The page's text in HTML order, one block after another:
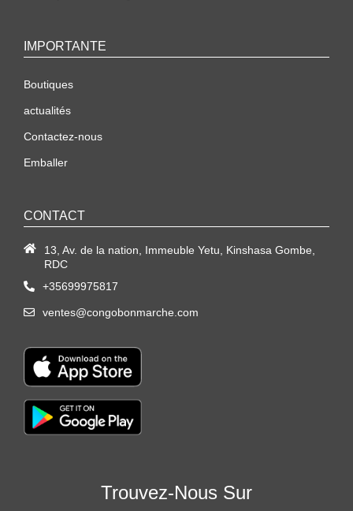
IMPORTANTE
Boutiques
actualités
Contactez-nous
Emballer
CONTACT
13, Av. de la nation, Immeuble Yetu, Kinshasa Gombe,
RDC
+35699975817
ventes@congobonmarche.com
Trouvez-Nous Sur